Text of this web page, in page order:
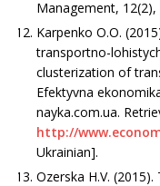
Management, 12(2),
Karpenko O.O.
transportno-
clusterization of
Efektyvna
nayka.com.ua.
http://
Ukrainian].
Ozerska H.V.